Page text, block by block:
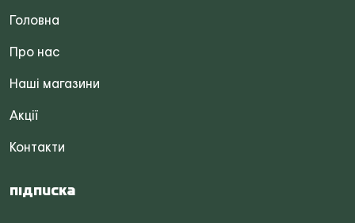
Головна
Про нас
Наші магазини
Акції
Контакти
Підписка